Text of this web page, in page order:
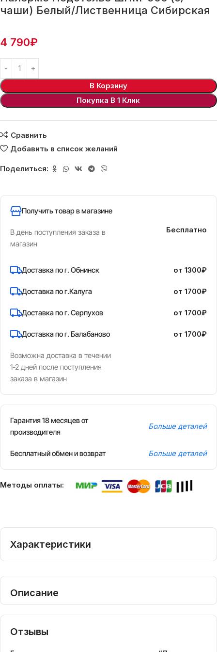
чаши) Белый/Лиственница Сибирская
4 790₽
В Корзину
Покупка В 1 Клик
Сравнить
Добавить в список желаний
Поделиться:
Получить товар в магазине
В день поступления заказа в
магазин
Бесплатно
Доставка по г. Обнинск
Доставка по г.Калуга
Доставка по г. Серпухов
Доставка по г. Балабаново
Возможна доставка в течении
1-2 дней после поступления
заказа в магазин
от 1300₽
от 1700₽
от 1700₽
от 1700₽
Гарантия 18 месяцев от
производителя
Больше деталей
Бесплатный обмен и возврат Больше деталей
Методы оплаты:
Описание
Характеристики
Отзывы